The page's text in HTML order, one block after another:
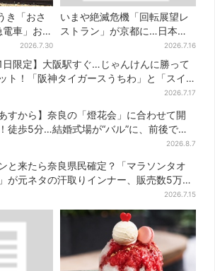
き「おさ
車」お披
服で神
に添乗
2026.7.30
いまや絶滅危機「回転展望レ
ストラン」が京都に…日本唯
一、57年間「回るフレンチ」
は絶景ランチの穴場
2026.7.16
1日限定】大阪駅すぐ…じゃんけんに勝って
ト！「阪神タイガースうちわ」と「スイ
2026.7.17
あすから】奈良の「燈花会」に合わせて開
徒歩5分…結婚式場が“バル”に、前後で食
2026.8.7
と来たら奈良県民確定？「マラソンタオ
が元ネタの汗取りインナー、販売数5万枚
2026.7.15